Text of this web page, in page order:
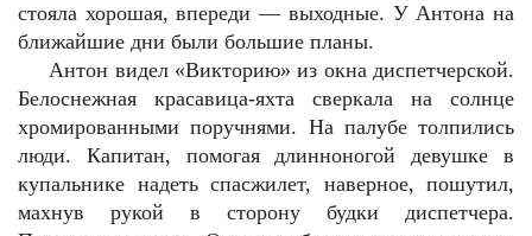
стояла хорошая, впереди — выходные. У Антона на
ближайшие дни были большие планы.
Антон видел «Викторию» из окна диспетчерской.
Белоснежная красавица-яхта сверкала на солнце
хромированными поручнями. На палубе толпились
люди. Капитан, помогая длинноногой девушке в
купальнике надеть спасжилет, наверное, пошутил,
махнув рукой в сторону будки диспетчера.